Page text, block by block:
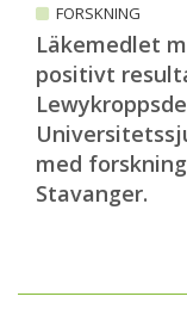
FORSKNING
Läkemedlet
positivt
med
Stavanger.